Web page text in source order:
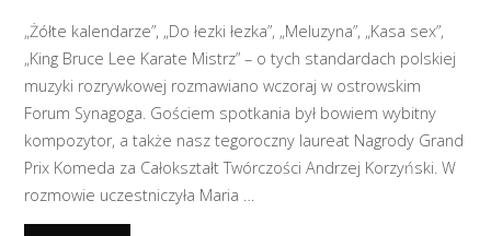
„Żółte kalendarze”, „Do łezki łezka”, „Meluzyna”, „Kasa sex”,
„King Bruce Lee Karate Mistrz” – o tych standardach polskiej
muzyki rozrywkowej rozmawiano wczoraj w ostrowskim
Forum Synagoga. Gościem spotkania był bowiem wybitny
kompozytor, a także nasz tegoroczny laureat Nagrody Grand
Prix Komeda za Całokształt Twórczości Andrzej Korzyński. W
rozmowie uczestniczyła Maria …